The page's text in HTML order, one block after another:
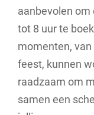
aanbevolen
tot 8 uur te
momenten,
feest, kunnen
raadzaam om
samen een